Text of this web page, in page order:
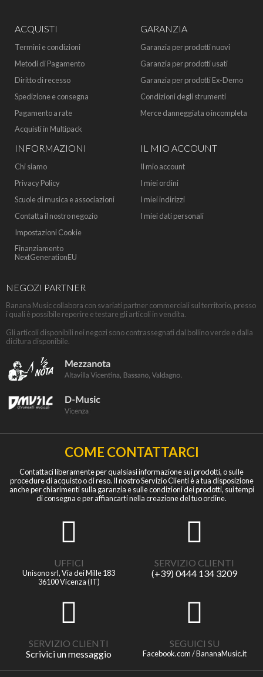
ACQUISTI
Termini e condizioni
Metodi di Pagamento
Diritto di recesso
Spedizione e consegna
Pagamento a rate
Acquisti in Multipack
GARANZIA
Garanzia per prodotti nuovi
Garanzia per prodotti usati
Garanzia per prodotti Ex-Demo
Condizioni degli strumenti
Merce danneggiata o incompleta
INFORMAZIONI
Chi siamo
Privacy Policy
Scuole di musica e associazioni
Contatta il nostro negozio
Impostazioni Cookie
Finanziamento
NextGenerationEU
IL MIO ACCOUNT
Il mio account
I miei ordini
I miei indirizzi
I miei dati personali
NEGOZI PARTNER
Banana Music collabora con svariati partner commerciali sul territorio, presso
i quali è possibile reperire e testare gli articoli in vendita.
Gli articoli disponibili nei negozi sono contrassegnati dal bollino verde e dalla
dicitura disponibile.
COME CONTATTARCI
Contattaci liberamente per qualsiasi informazione sui prodotti, o sulle
procedure di acquisto o di reso. Il nostro Servizio Clienti è a tua disposizione
anche per chiarimenti sulla garanzia e sulle condizioni dei prodotti, sui tempi
di consegna e per affiancarti nella creazione del tuo ordine.
UFFICI
Unisono srl, Via dei Mille 183
36100 Vicenza (IT)
SERVIZIO CLIENTI
(+39) 0444 134 3209
SERVIZIO CLIENTI
Scrivici un messaggio
SEGUICI SU
Facebook.com / BananaMusic.it